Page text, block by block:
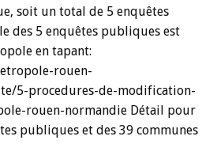
soit un total de 5 enquêtes
des 5 enquêtes publiques est
en tapant:
rouen-
5-procedures-de-modification-
rouen-normandie Détail pour
publiques et des 39 communes